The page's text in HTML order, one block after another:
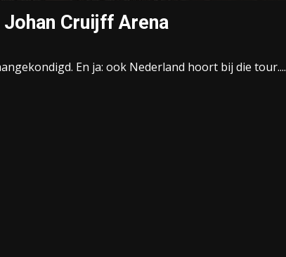
Cruijff Arena
En ja: ook Nederland hoort bij die tour....